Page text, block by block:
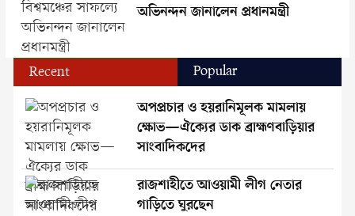
অভিনন্দন জানালেন প্রধানমন্ত্রী
Recent Popular
অপপ্রচার ও হয়রানিমূলক মামলায়
ক্ষোভ—ঐক্যের ডাক ব্রাহ্মণবাড়িয়ার
সাংবাদিকদের
রাজশাহীতে আওয়ামী লীগ নেতার
গাড়িতে ঘুরছেন